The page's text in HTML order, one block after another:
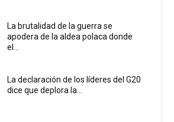
La brutalidad de la guerra se
apodera de la aldea polaca donde
el...
La declaración de los líderes del G20
dice que deplora la...